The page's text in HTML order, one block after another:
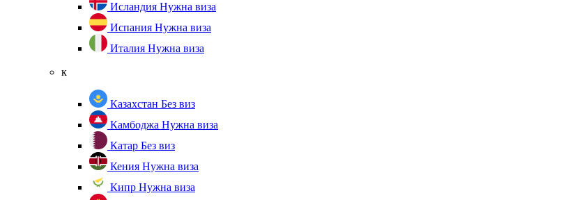
Исландия Нужна виза
Испания Нужна виза
Италия Нужна виза
к
Казахстан Без виз
Камбоджа Нужна виза
Катар Без виз
Кения Нужна виза
Кипр Нужна виза